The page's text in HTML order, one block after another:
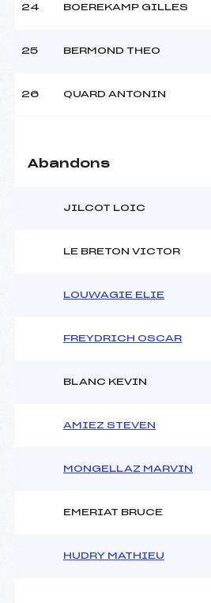
24 BOEREKAMP GILLES
25 BERMOND THEO
26 QUARD ANTONIN
Abandons
JILCOT LOIC
LE BRETON VICTOR
LOUWAGIE ELIE
FREYDRICH OSCAR
BLANC KEVIN
AMIEZ STEVEN
MONGELLAZ MARVIN
EMERIAT BRUCE
HUDRY MATHIEU